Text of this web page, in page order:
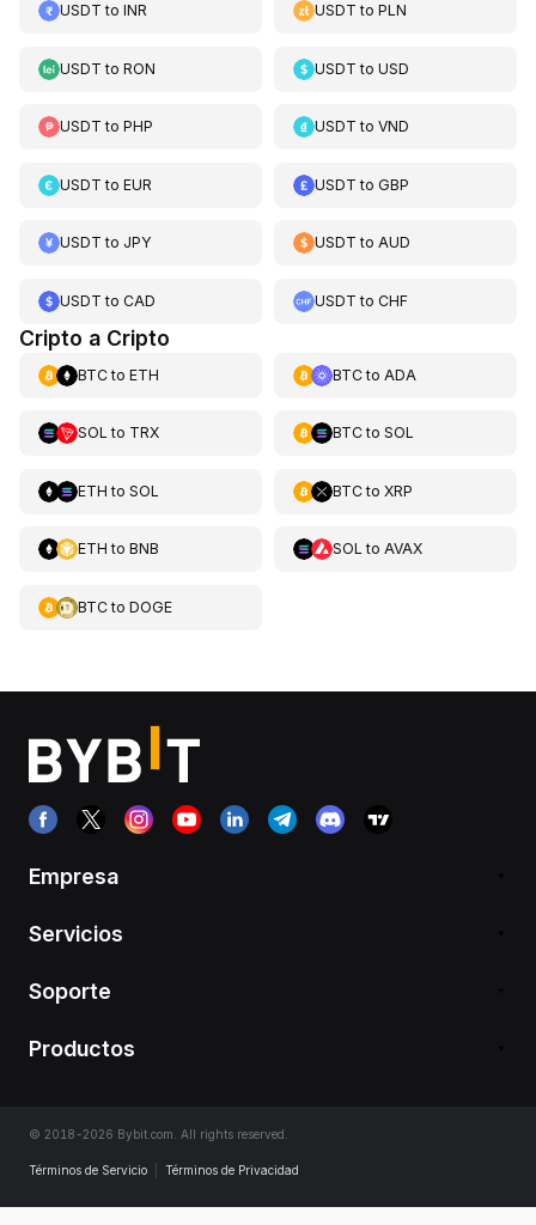
USDT to INR USDT toPLN
USDT to RON USDT toUSD
USDT to PHP USDT toVND
USDT to EUR USDT toGBP
USDT to JPY USDT toAUD
USDT to CAD USDT toCHF
Cripto a Cripto
BTCto ETH BTCto ADA
SOL to TRX BTCto SOL
ETH to SOL BTCto XRP
ETH to BNB SOL to AVAX
BTCto DOGE
Empresa
Servicios
Soporte
Productos
© 2018-2026 Bybit.com. All rights reserved.
Términos de Servicio Términos de Privacidad